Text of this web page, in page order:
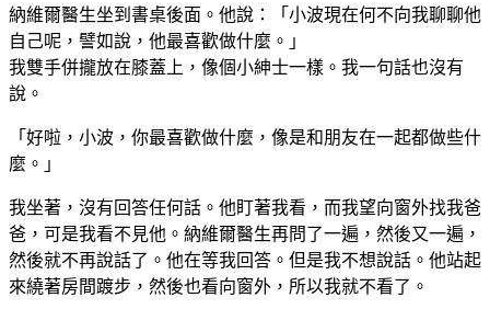
納維爾醫生坐到書桌後面。他說：「小波現在何不向我聊聊他
自己呢，譬如說，他最喜歡做什麼。」
我雙手併攏放在膝蓋上，像個小紳士一樣。我一句話也沒有
說。
「好啦，小波，你最喜歡做什麼，像是和朋友在一起都做些什
麼。」
我坐著，沒有回答任何話。他盯著我看，而我望向窗外找我爸
爸，可是我看不見他。納維爾醫生再問了一遍，然後又一遍，
然後就不再說話了。他在等我回答。但是我不想說話。他站起
來繞著房間踱步，然後也看向窗外，所以我就不看了。